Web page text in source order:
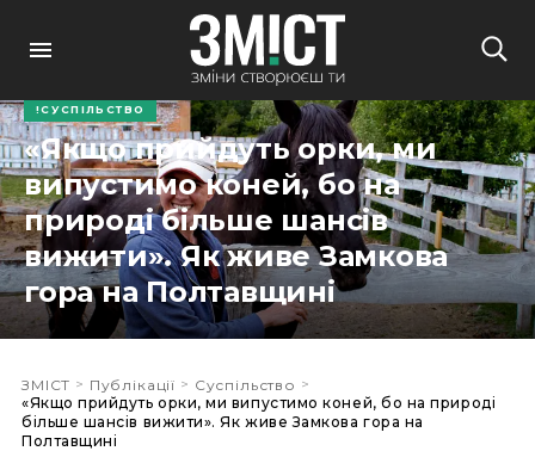
СУСПІЛЬСТВО
«Якщо прийдуть орки, ми
випустимо коней, бо на
природі більше шансів
вижити». Як живе Замкова
гора на Полтавщині
ЗМІСТ > Публікації > Суспільство >
«Якщо прийдуть орки, ми випустимо коней, бо на природі
більше шансів вижити». Як живе Замкова гора на
Полтавщині